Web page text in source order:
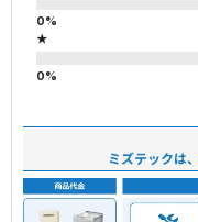
★
ミズテックは、